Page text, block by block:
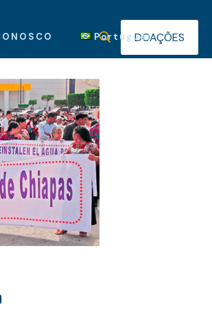
PortuguêsDOAÇÕES